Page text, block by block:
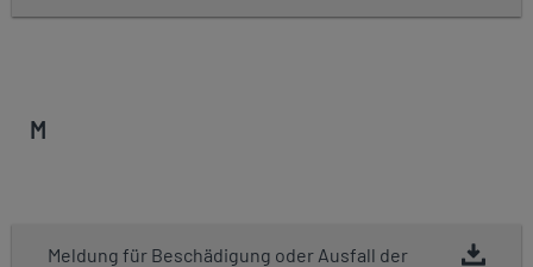
M
Meldung für Beschädigung oder Ausfall der